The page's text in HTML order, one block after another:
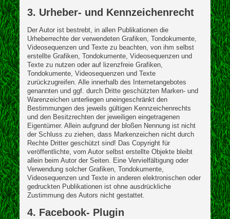
3. Urheber- und Kennzeichenrecht
Der Autor ist bestrebt, in allen Publikationen die
Urheberrechte der verwendeten Grafiken, Tondokumente,
Videosequenzen und Texte zu beachten, von ihm selbst
erstellte Grafiken, Tondokumente, Videosequenzen und
Texte zu nutzen oder auf lizenzfreie Grafiken,
Tondokumente, Videosequenzen und Texte
zurückzugreifen. Alle innerhalb des Internetangebotes
genannten und ggf. durch Dritte geschützten Marken- und
Warenzeichen unterliegen uneingeschränkt den
Bestimmungen des jeweils gültigen Kennzeichenrechts
und den Besitzrechten der jeweiligen eingetragenen
Eigentümer. Allein aufgrund der bloßen Nennung ist nicht
der Schluss zu ziehen, dass Markenzeichen nicht durch
Rechte Dritter geschützt sind! Das Copyright für
veröffentlichte, vom Autor selbst erstellte Objekte bleibt
allein beim Autor der Seiten. Eine Vervielfältigung oder
Verwendung solcher Grafiken, Tondokumente,
Videosequenzen und Texte in anderen elektronischen oder
gedruckten Publikationen ist ohne ausdrückliche
Zustimmung des Autors nicht gestattet.
4. Facebook- Plugin